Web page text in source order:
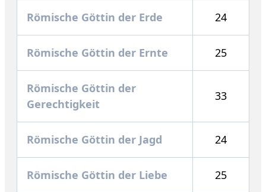
Römische Göttin der Erde 24
Römische Göttin der Ernte 25
Römische Göttin der
Gerechtigkeit
33
Römische Göttin der Jagd 24
Römische Göttin der Liebe 25